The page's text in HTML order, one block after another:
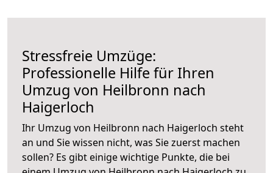
Stressfreie Umzüge:
Professionelle Hilfe für Ihren
Umzug von Heilbronn nach
Haigerloch
Ihr Umzug von Heilbronn nach Haigerloch steht
an und Sie wissen nicht, was Sie zuerst machen
sollen? Es gibt einige wichtige Punkte, die bei